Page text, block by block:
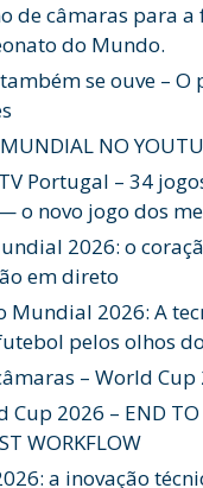
de câmaras para
do Mundo.
se ouve – O
MUNDIAL NO
Portugal – 34
o novo jogo dos
2026: o
em direto
Mundial 2026: A
pelos olhos
– World Cup
Cup 2026 – END TO
WORKFLOW
a inovação